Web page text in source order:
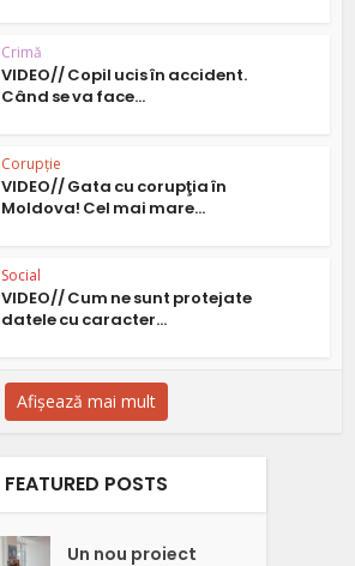
Crimă
VIDEO// Copil ucis în accident.
Când se va face...
Corupție
VIDEO// Gata cu corupţia în
Moldova! Cel mai mare...
Social
VIDEO// Cum ne sunt protejate
datele cu caracter...
Afișează mai mult
FEATURED POSTS
Un nou proiect